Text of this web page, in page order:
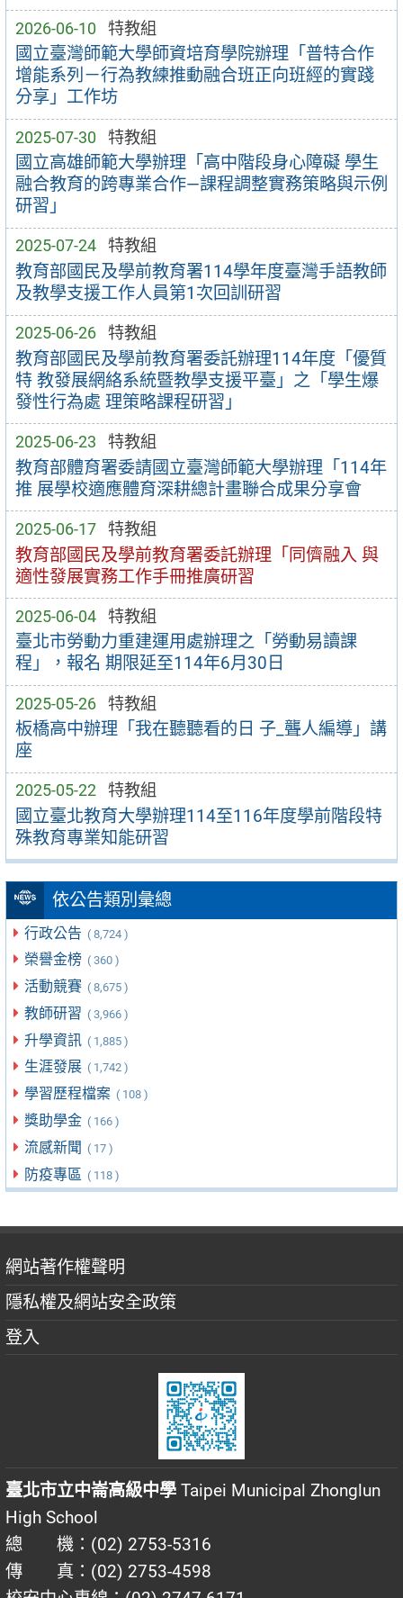
2026-06-10 特教組
國立臺灣師範大學師資培育學院辦理「普特合作
增能系列－行為教練推動融合班正向班經的實踐
分享」工作坊
2025-07-30 特教組
國立高雄師範大學辦理「高中階段身心障礙 學生
融合教育的跨專業合作—課程調整實務策略與示例
研習」
2025-07-24 特教組
教育部國民及學前教育署114學年度臺灣手語教師
及教學支援工作人員第1次回訓研習
2025-06-26 特教組
教育部國民及學前教育署委託辦理114年度「優質
特 教發展網絡系統暨教學支援平臺」之「學生爆
發性行為處 理策略課程研習」
2025-06-23 特教組
教育部體育署委請國立臺灣師範大學辦理「114年
推 展學校適應體育深耕總計畫聯合成果分享會
2025-06-17 特教組
教育部國民及學前教育署委託辦理「同儕融入 與
適性發展實務工作手冊推廣研習
2025-06-04 特教組
臺北市勞動力重建運用處辦理之「勞動易讀課
程」，報名 期限延至114年6月30日
2025-05-26 特教組
板橋高中辦理「我在聽聽看的日 子_聾人編導」講
座
2025-05-22 特教組
國立臺北教育大學辦理114至116年度學前階段特
殊教育專業知能研習
依公告類別彙總
行政公告 ( 8,724 )
榮譽金榜 ( 360 )
活動競賽 ( 8,675 )
教師研習 ( 3,966 )
升學資訊 ( 1,885 )
生涯發展 ( 1,742 )
學習歷程檔案 ( 108 )
獎助學金 ( 166 )
流感新聞 ( 17 )
防疫專區 ( 118 )
網站著作權聲明
隱私權及網站安全政策
登入
臺北市立中崙高級中學 Taipei Municipal Zhonglun
High School
總 機：(02) 2753-5316
傳 真：(02) 2753-4598